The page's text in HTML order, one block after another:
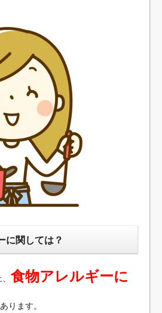
に関しては？
食物アレルギーに
ります。